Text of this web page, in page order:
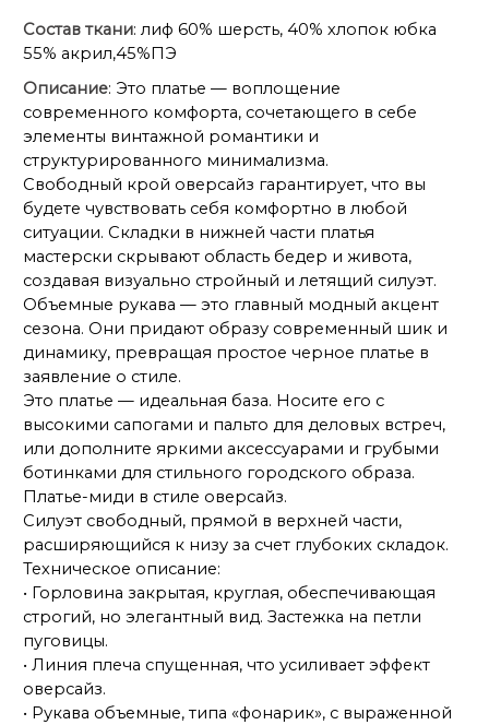
Состав ткани: лиф 60% шерсть, 40% хлопок юбка
55% акрил,45%ПЭ
Описание: Это платье — воплощение
современного комфорта, сочетающего в себе
элементы винтажной романтики и
структурированного минимализма.
Свободный крой оверсайз гарантирует, что вы
будете чувствовать себя комфортно в любой
ситуации. Складки в нижней части платья
мастерски скрывают область бедер и живота,
создавая визуально стройный и летящий силуэт.
Объемные рукава — это главный модный акцент
сезона. Они придают образу современный шик и
динамику, превращая простое черное платье в
заявление о стиле.
Это платье — идеальная база. Носите его с
высокими сапогами и пальто для деловых встреч,
или дополните яркими аксессуарами и грубыми
ботинками для стильного городского образа.
Платье-миди в стиле оверсайз.
Силуэт свободный, прямой в верхней части,
расширяющийся к низу за счет глубоких складок.
Техническое описание:
• Горловина закрытая, круглая, обеспечивающая
строгий, но элегантный вид. Застежка на петли
пуговицы.
• Линия плеча спущенная, что усиливает эффект
оверсайз.
• Рукава объемные, типа «фонарик», с выраженной